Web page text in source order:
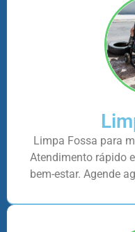
Limpa Fossa para
Atendimento rápido
bem-estar. Agende